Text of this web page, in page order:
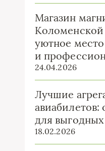
Магазин
Коломенской
уютное
и
24.04.2026
Лучшие
авиабилетов:
для
18.02.2026